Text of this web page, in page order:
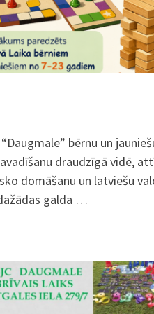
bērnu un
draudzīgā vidē,
domāšanu un latviešu
galda …